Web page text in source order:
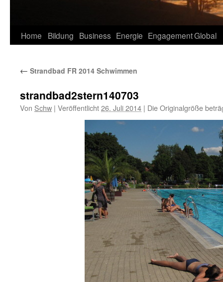
Home Bildung Business Energie EngagementGlobal
← Strandbad FR 2014 Schwimmen
strandbad2stern140703
Von Schw | Veröffentlicht26. Juli 2014 | Die Originalgröße